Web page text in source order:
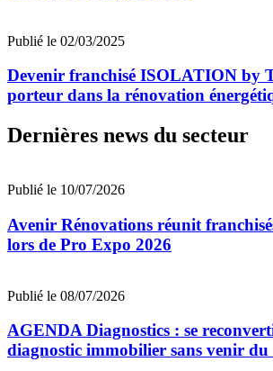
Publié le 02/03/2025
Devenir franchisé ISOLATION by
porteur dans la rénovation
Dernières news du secteur
Publié le 10/07/2026
Avenir Rénovations réunit
lors de Pro Expo 2026
Publié le 08/07/2026
AGENDA Diagnostics : se
diagnostic immobilier sans venir du